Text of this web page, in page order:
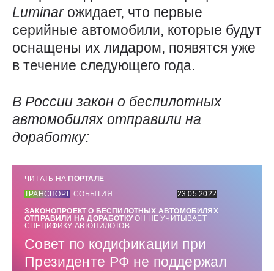
Luminarожидает, что первые
серийные автомобили, которые будут
оснащены их лидаром, появятся уже
в течение следующего года.
В России закон о беспилотных
автомобилях отправили на
доработку:
ЧИТАТЬ НА ПОРТАЛЕ
ТРАНСПОРТ СОБЫТИЯ
23.05.2022
ЗАКОНОПРОЕКТ О БЕСПИЛОТНЫХ АВТОМОБИЛЯХ
ОТПРАВИЛИ НА ДОРАБОТКУ ОН НЕ УЧИТЫВАЕТ
СПЕЦИФИКУ АВТОПИЛОТОВ
Совет по кодификации при
Президенте РФ не поддержал